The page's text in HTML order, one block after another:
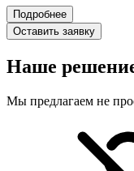
Подробнее
Оставить заявку
Наше
Мы предлагаем не